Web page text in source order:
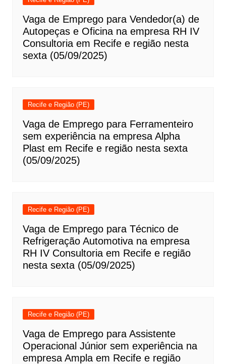
Vaga de Emprego para Vendedor(a) de
Autopeças e Oficina na empresa RH IV
Consultoria em Recife e região nesta
sexta (05/09/2025)
Recife e Região (PE)
Vaga de Emprego para Ferramenteiro
sem experiência na empresa Alpha
Plast em Recife e região nesta sexta
(05/09/2025)
Recife e Região (PE)
Vaga de Emprego para Técnico de
Refrigeração Automotiva na empresa
RH IV Consultoria em Recife e região
nesta sexta (05/09/2025)
Recife e Região (PE)
Vaga de Emprego para Assistente
Operacional Júnior sem experiência na
empresa Ampla em Recife e região